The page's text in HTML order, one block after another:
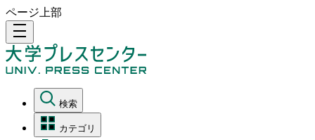
ページ上部
density_medium
検索
カテゴリ